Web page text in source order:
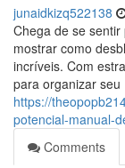
junaidkizq522138
Chega de se
mostrar como
incríveis. Com
para organizar seu
https://
potencial-manual-
Comments